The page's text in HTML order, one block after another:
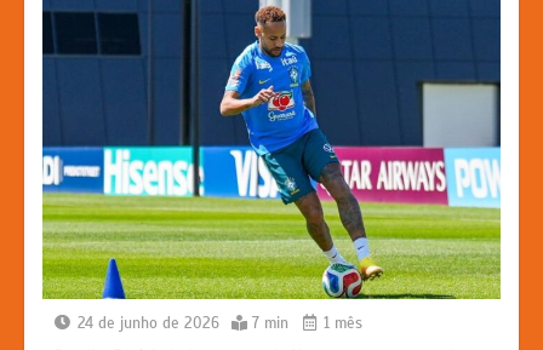
24 de junho de 2026 7 min 1 mês